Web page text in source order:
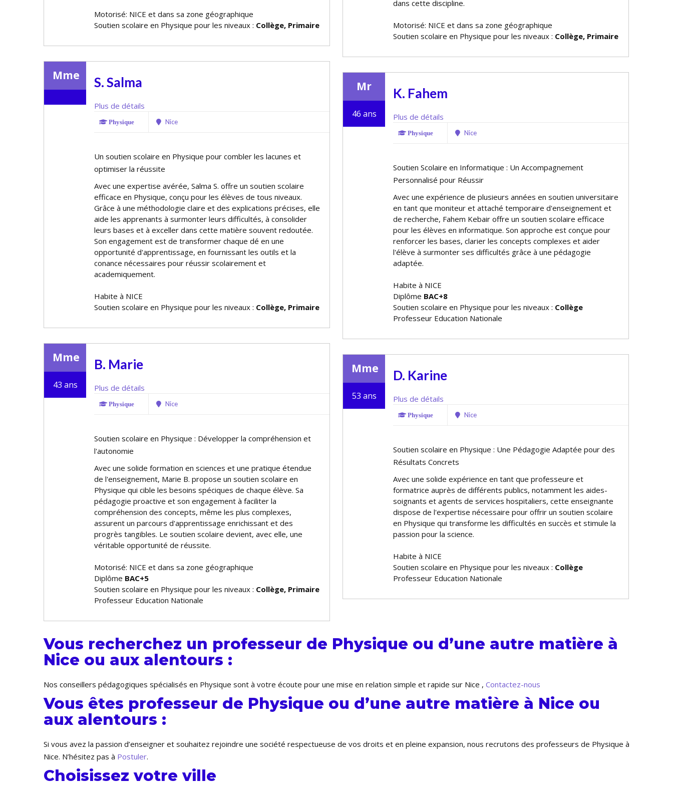
Motorisé: NICE et dans sa zone géographique
Soutien scolaire en Physique pour les niveaux : Collège, Primaire
dans cette discipline.
Motorisé: NICE et dans sa zone géographique
Soutien scolaire en Physique pour les niveaux : Collège, Primaire
Mme S. Salma
Plus de détails
Physique Nice
Un soutien scolaire en Physique pour combler les lacunes et
optimiser la réussite
Avec une expertise avérée, Salma S. offre un soutien scolaire
efficace en Physique, conçu pour les élèves de tous niveaux.
Grâce à une méthodologie claire et des explications précises, elle
aide les apprenants à surmonter leurs difficultés, à consolider
leurs bases et à exceller dans cette matière souvent redoutée.
Son engagement est de transformer chaque défi en une
opportunité d'apprentissage, en fournissant les outils et la
confiance nécessaires pour réussir scolairement et
academiquement.
Habite à NICE
Soutien scolaire en Physique pour les niveaux : Collège, Primaire
Mr
46 ans
K. Fahem
Plus de détails
Physique Nice
Soutien Scolaire en Informatique : Un Accompagnement
Personnalisé pour Réussir
Avec une expérience de plusieurs années en soutien universitaire
en tant que moniteur et attaché temporaire d'enseignement et
de recherche, Fahem Kebair offre un soutien scolaire efficace
pour les élèves en informatique. Son approche est conçue pour
renforcer les bases, clarifier les concepts complexes et aider
l'élève à surmonter ses difficultés grâce à une pédagogie
adaptée.
Habite à NICE
Diplôme BAC+8
Soutien scolaire en Physique pour les niveaux : Collège
Professeur Education Nationale
Mme
43 ans
B. Marie
Plus de détails
Physique Nice
Soutien scolaire en Physique : Développer la compréhension et
l'autonomie
Avec une solide formation en sciences et une pratique étendue
de l'enseignement, Marie B. propose un soutien scolaire en
Physique qui cible les besoins spécifiques de chaque élève. Sa
pédagogie proactive et son engagement à faciliter la
compréhension des concepts, même les plus complexes,
assurent un parcours d'apprentissage enrichissant et des
progrès tangibles. Le soutien scolaire devient, avec elle, une
véritable opportunité de réussite.
Motorisé: NICE et dans sa zone géographique
Diplôme BAC+5
Soutien scolaire en Physique pour les niveaux : Collège, Primaire
Professeur Education Nationale
Mme
53 ans
D. Karine
Plus de détails
Physique Nice
Soutien scolaire en Physique : Une Pédagogie Adaptée pour des
Résultats Concrets
Avec une solide expérience en tant que professeure et
formatrice auprès de différents publics, notamment les aides-
soignants et agents de services hospitaliers, cette enseignante
dispose de l'expertise nécessaire pour offrir un soutien scolaire
en Physique qui transforme les difficultés en succès et stimule la
passion pour la science.
Habite à NICE
Soutien scolaire en Physique pour les niveaux : Collège
Professeur Education Nationale
Vous recherchez un professeur de Physique ou d’une autre matière à
Nice ou aux alentours :
Nos conseillers pédagogiques spécialisés en Physique sont à votre écoute pour une mise en relation simple et rapide sur Nice , Contactez-nous
Vous êtes professeur de Physique ou d’une autre matière à Nice ou
aux alentours :
Si vous avez la passion d’enseigner et souhaitez rejoindre une société respectueuse de vos droits et en pleine expansion, nous recrutons des professeurs de Physique à
Nice. N’hésitez pas à Postuler.
Choisissez votre ville